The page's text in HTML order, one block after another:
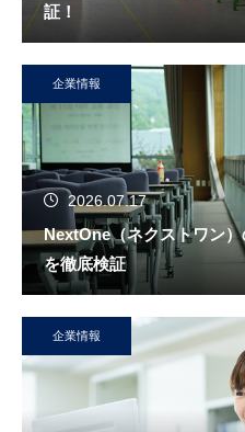
証！
企業情報
2026.07.17
NextOne（ネクストワン
を徹底検証
企業情報